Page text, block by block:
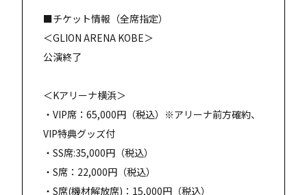
■チケット情報（全席指定）
＜GLION ARENA KOBE＞
公演終了
＜Kアリーナ横浜＞
・VIP席：65,000円（税込）※アリーナ前方確約、
VIP特典グッズ付
・SS席:35,000円（税込）
・S席：22,000円（税込）
・S席(機材解放席)：15,000円（税込）